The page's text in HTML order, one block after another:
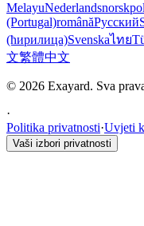
MelayuNederlandsnorsk
(Portugal)românăРусский
(ћирилица)Svenskaไทย
文繁體中文
© 2026 Exayard. Sva
·
Politika privatnosti·Uvjeti
Vaši izbori privatnosti